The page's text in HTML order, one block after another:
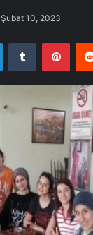
Şubat 10, 2023
LinkedInTumblr